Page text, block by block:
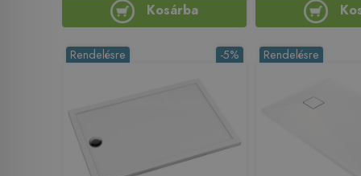
Kosárba
-5%
Rendelésre Rendelésre